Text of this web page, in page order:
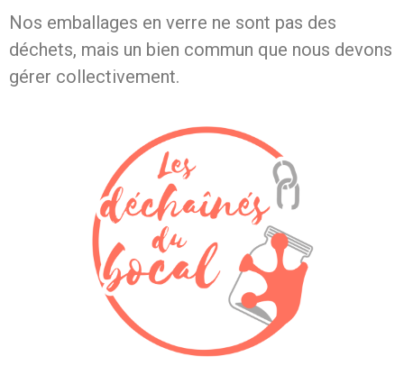
Nos emballages en verre ne sont pas des
déchets, mais un bien commun que nous devons
gérer collectivement.